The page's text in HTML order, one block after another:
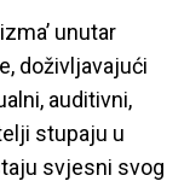
unutar
doživljavajući
auditivni,
stupaju u
svjesni svog